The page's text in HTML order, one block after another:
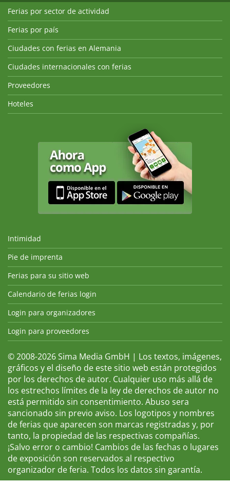
Ferias por sector de actividad
Ferias por país
Ciudades con ferias en Alemania
Ciudades internacionales con ferias
Proveedores
Hoteles
Intimidad
Pie de imprenta
Ferias para su sitio web
Calendario de ferias login
Login para organizadores
Login para proveedores
© 2008-2026 Sima Media GmbH | Los textos, imágenes,
gráficos y el diseño de este sitio web están protegidos
por los derechos de autor. Cualquier uso más allá de
los estrechos límites de la ley de derechos de autor no
está permitido sin consentimiento. Abuso sera
sancionado sin previo aviso. Los logotipos y nombres
de ferias que aparecen son marcas registradas y, por
tanto, la propiedad de las respectivas compañías.
¡Salvo error o cambio! Cambios de las fechas o lugares
de exposición son reservados al respectivo
organizador de feria. Todos los datos sin garantía.